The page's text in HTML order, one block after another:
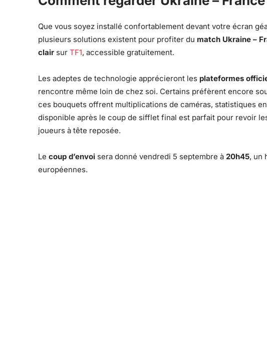
Que vous soyez installé confortablement devant votre écran
plusieurs solutions existent pour profiter du match Ukraine –
clair sur TF1, accessible gratuitement.
Les adeptes de technologie apprécieront les plateformes
rencontre même loin de chez soi. Certains préfèrent encore
ces bouquets offrent multiplications de caméras, statistiques
disponible après le coup de sifflet final est parfait pour revoir
joueurs à tête reposée.
Le coup d’envoi sera donné vendredi 5 septembre à 20h45, un
européennes.